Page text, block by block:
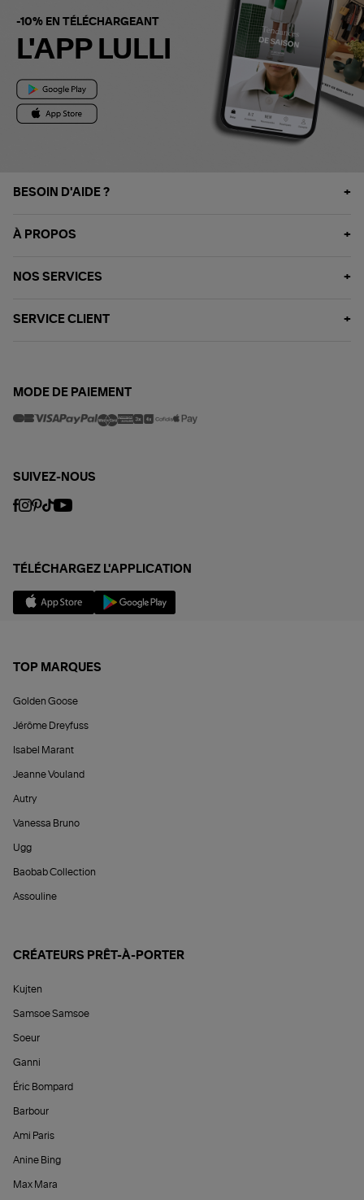
-10% EN TÉLÉCHARGEANT
L'APP LULLI
BESOIN D'AIDE ?
À PROPOS
NOS SERVICES
SERVICE CLIENT
MODE DE PAIEMENT
SUIVEZ-NOUS
TÉLÉCHARGEZ L'APPLICATION
TOP MARQUES
Golden Goose
Jérôme Dreyfuss
Isabel Marant
Jeanne Vouland
Autry
Vanessa Bruno
Ugg
Baobab Collection
Assouline
CRÉATEURS PRÊT-À-PORTER
Kujten
Samsoe Samsoe
Soeur
Ganni
Éric Bompard
Barbour
Ami Paris
Anine Bing
Max Mara